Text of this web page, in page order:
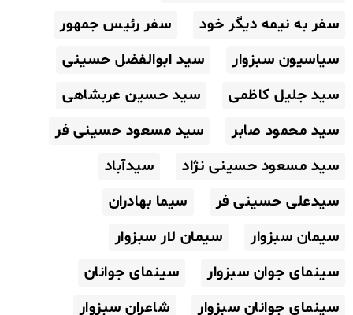
سفر به نیمه دیگر خود
سفر رئیس جمهور
سیاسیون سبزوار
سید ابوالفضل حسینی
سید جلیل کاظمی
سید حسین عربشاهی
سید محمود صابر
سید مسعود حسینی فر
سید مسعود حسینی نژاد
سیدآباد
سیدعلی حسینی فر
سیما بهادران
سیمان سبزوار
سیمان لار سبزوار
سینمای جوان سبزوار
سینمای جوانان
سینمای جوانان سبزوار
شاعران سبزوار